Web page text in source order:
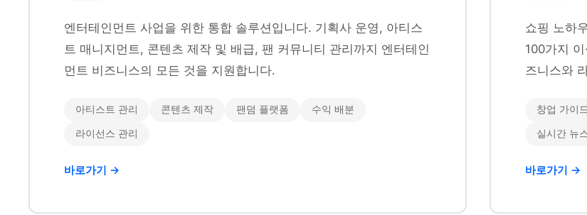
엔터테인먼트 사업을 위한 통합 솔루션입니다. 기획사 운영, 아티스
트 매니지먼트, 콘텐츠 제작 및 배급, 팬 커뮤니티 관리까지 엔터테인
먼트 비즈니스의 모든 것을 지원합니다.
아티스트 관리 콘텐츠 제작 팬덤 플랫폼 수익 배분
라이선스 관리
바로가기 →
쇼핑 노하
100가지
즈니스와
창업 가이
실시간 뉴
바로가기 →